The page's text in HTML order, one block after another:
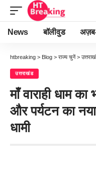
News बॉलीवुड
htbreaking > Blog > राज्य चुनें >
उत्तराखंड
माँ वाराही धाम
और पर्यटन का
धामी